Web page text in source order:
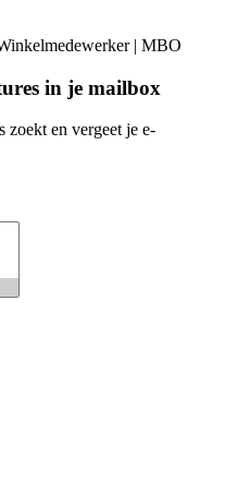
| MBO
in je mailbox
zoekt en vergeet je e-